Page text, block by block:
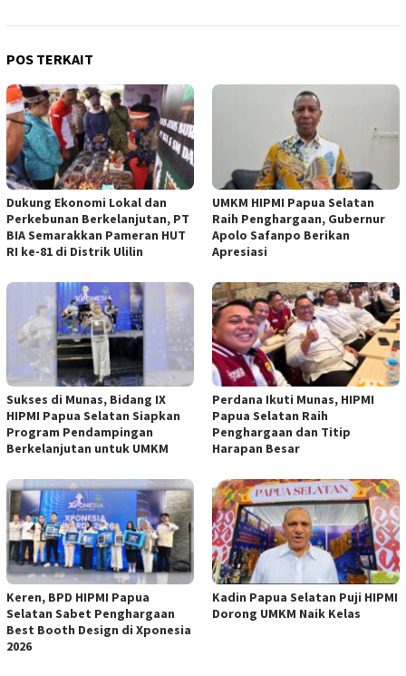
POS TERKAIT
Dukung Ekonomi Lokal dan
Perkebunan Berkelanjutan, PT
BIA Semarakkan Pameran HUT
RI ke-81 di Distrik Ulilin
UMKM HIPMI Papua Selatan
Raih Penghargaan, Gubernur
Apolo Safanpo Berikan
Apresiasi
Sukses di Munas, Bidang IX
HIPMI Papua Selatan Siapkan
Program Pendampingan
Berkelanjutan untuk UMKM
Perdana Ikuti Munas, HIPMI
Papua Selatan Raih
Penghargaan dan Titip
Harapan Besar
Keren, BPD HIPMI Papua
Selatan Sabet Penghargaan
Best Booth Design di Xponesia
2026
Kadin Papua Selatan Puji HIPMI
Dorong UMKM Naik Kelas